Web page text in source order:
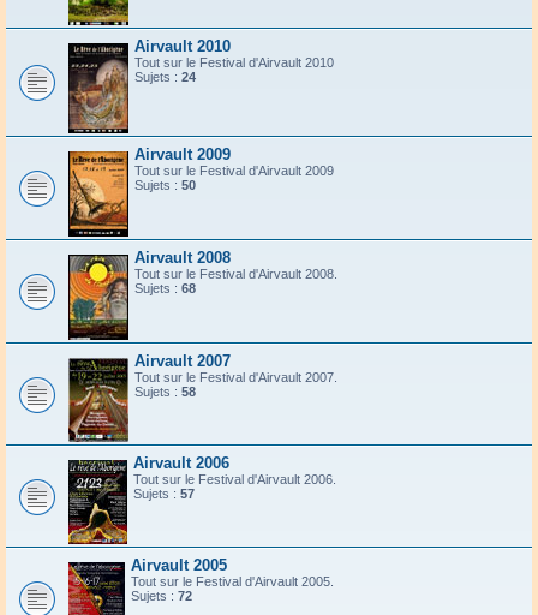
Airvault 2010
Tout sur le Festival d'Airvault 2010
Sujets : 24
Airvault 2009
Tout sur le Festival d'Airvault 2009
Sujets : 50
Airvault 2008
Tout sur le Festival d'Airvault 2008.
Sujets : 68
Airvault 2007
Tout sur le Festival d'Airvault 2007.
Sujets : 58
Airvault 2006
Tout sur le Festival d'Airvault 2006.
Sujets : 57
Airvault 2005
Tout sur le Festival d'Airvault 2005.
Sujets : 72